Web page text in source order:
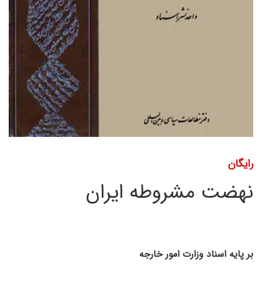
رایگان
نهضت مشروطه ایران
بر پایه اسناد وزارت امور خارجه